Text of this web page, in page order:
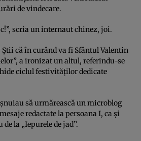
de vindecare.
scria un internaut chinez, joi.
că în curând va fi Sfântul Valentin
a ironizat un altul, referindu-se
ciclul festivităţilor dedicate
să urmărească un microblog
redactate la persoana I, ca şi
la „Iepurele de jad”.